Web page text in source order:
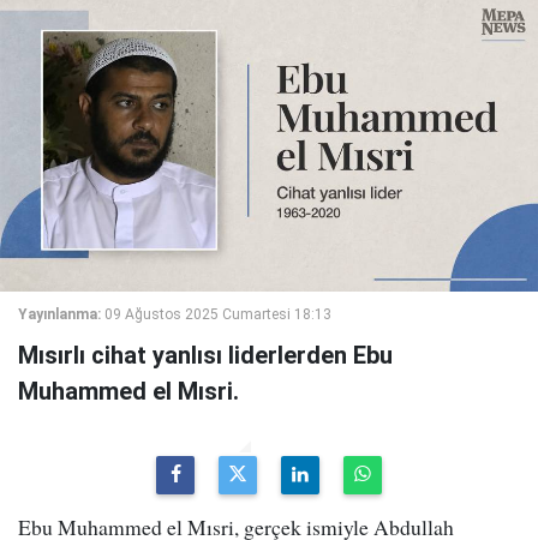
Yayınlanma: 09 Ağustos 2025 Cumartesi 18:13
Mısırlı cihat yanlısı liderlerden Ebu
Muhammed el Mısri.
Ebu Muhammed el Mısri, gerçek ismiyle Abdullah